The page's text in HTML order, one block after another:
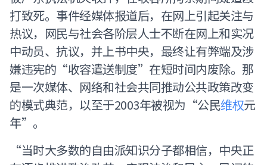
打致死。事件经媒体报道后，在网上引起关注与
热议，网民与社会各阶层人士不断在网上和实况
中动员、抗议，并上书中央，最终让有弊端及涉
嫌违宪的“收容遣送制度”在短时间内废除。那
是一次媒体、网络和社会共同推动公共政策改变
的模式典范，以至于2003年被视为“公民维权元
年”。
“当时大多数的自由派知识分子都相信，中央正